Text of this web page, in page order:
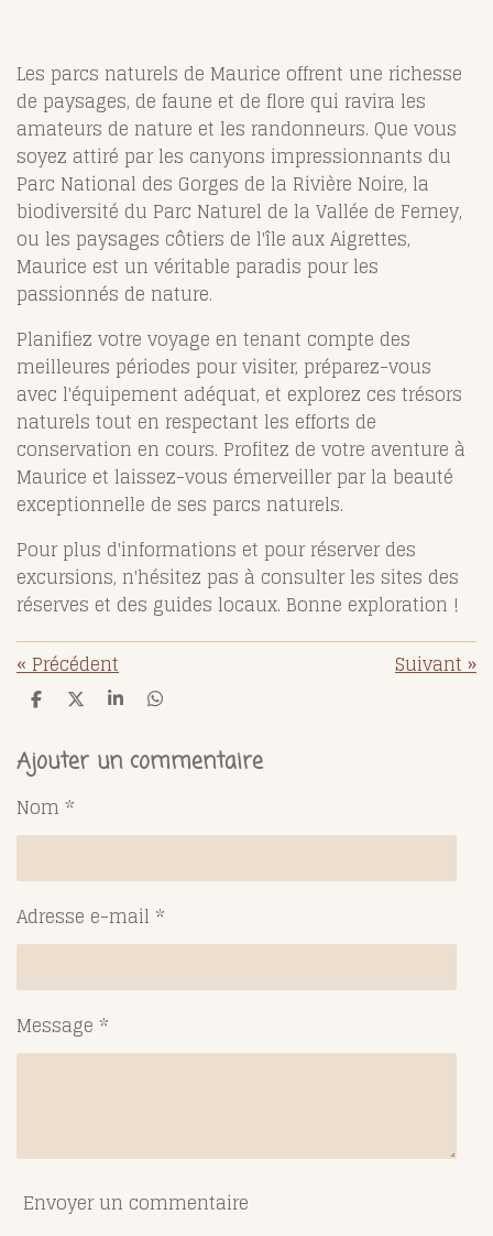
Les parcs naturels de Maurice offrent une richesse
de paysages, de faune et de flore qui ravira les
amateurs de nature et les randonneurs. Que vous
soyez attiré par les canyons impressionnants du
Parc National des Gorges de la Rivière Noire, la
biodiversité du Parc Naturel de la Vallée de Ferney,
ou les paysages côtiers de l'île aux Aigrettes,
Maurice est un véritable paradis pour les
passionnés de nature.
Planifiez votre voyage en tenant compte des
meilleures périodes pour visiter, préparez-vous
avec l'équipement adéquat, et explorez ces trésors
naturels tout en respectant les efforts de
conservation en cours. Profitez de votre aventure à
Maurice et laissez-vous émerveiller par la beauté
exceptionnelle de ses parcs naturels.
Pour plus d'informations et pour réserver des
excursions, n'hésitez pas à consulter les sites des
réserves et des guides locaux. Bonne exploration !
«Précédent Suivant»
P
t
a
e
r
P
t
a
r
P
t
a
r
P
t
a
r
Ajouter un commentaire
Nom *
Adresse e-mail *
Message *
Envoyer un commentaire